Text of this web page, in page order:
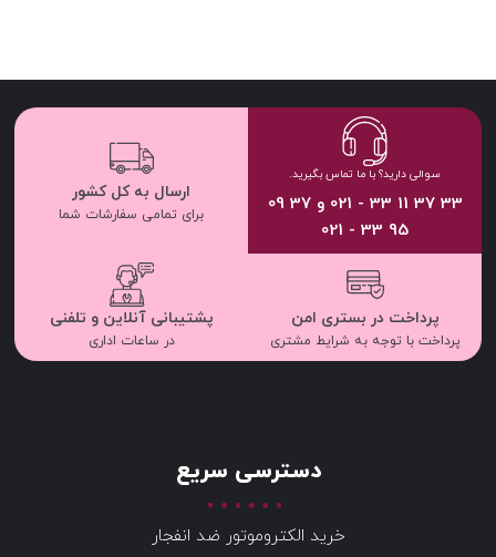
سوالی دارید؟ با ما تماس بگیرید.
33 37 11 33 - 021 و 37 09
95 33 - 021
ارسال به کل کشور
برای تمامی سفارشات شما
پرداخت در بستری امن
پرداخت با توجه به شرایط مشتری
پشتیبانی آنلاین و تلفنی
در ساعات اداری
دسترسی سریع
خرید الکتروموتور ضد انفجار